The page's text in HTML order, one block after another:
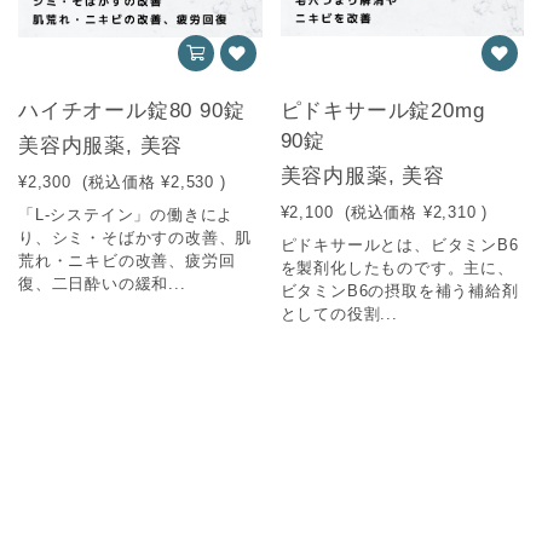
ハイチオール錠80 90錠
美容内服薬, 美容
¥2,300 (税込価格 ¥2,530 )
「L-システイン」の働きによ
り、シミ・そばかすの改善、肌
荒れ・ニキビの改善、疲労回
復、二日酔いの緩和...
ピドキサール錠20mg
90錠
美容内服薬, 美容
¥2,100 (税込価格 ¥2,310 )
ピドキサールとは、ビタミンB6
を製剤化したものです。主に、
ビタミンB6の摂取を補う補給剤
としての役割...